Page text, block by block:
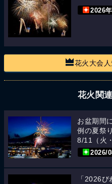
2026
花火大会
花火関
お盆期間
例の夏祭
8/11（火
2026/
「2026